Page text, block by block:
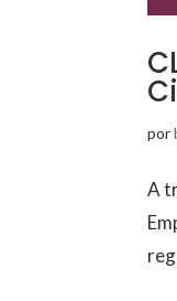
por
A